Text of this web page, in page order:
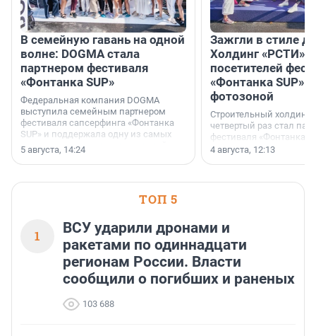
В семейную гавань на одной
волне: DOGMA стала
партнером фестиваля
«Фонтанка SUP»
Федеральная компания DOGMA
выступила семейным партнером
фестиваля сапсерфинга «Фонтанка
SUP» и поддержала одну из самых
ярких и романтичных номинаций —
«SUP-свадьба».
5 августа, 14:24
Зажгли в стиле
Холдинг «РСТИ»
посетителей
«Фонтанка SUP»
фотозоной
Строительный холдинг
четвертый раз стал
фестиваля «Фонтанка
раз компания
посетителям
4 августа, 12:13
ТОП 5
1
ВСУ ударили дронами и
ракетами по одиннадцати
регионам России. Власти
сообщили о погибших и раненых
103 688